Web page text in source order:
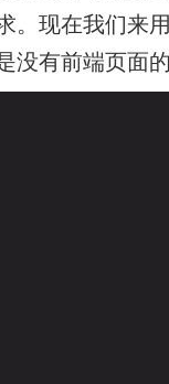
。现在我们来
没有前端页面